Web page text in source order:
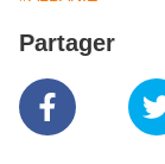
Partager